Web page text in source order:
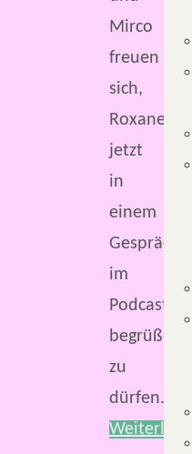
Mirco
freuen
sich,
Roxane
jetzt
in
einem
Gespräch
im
Podcast
begrüßen
zu
dürfen.
Weiterlesen